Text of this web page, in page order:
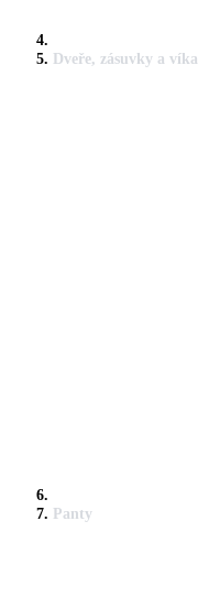
Dveře, zásuvky a víka
Panty